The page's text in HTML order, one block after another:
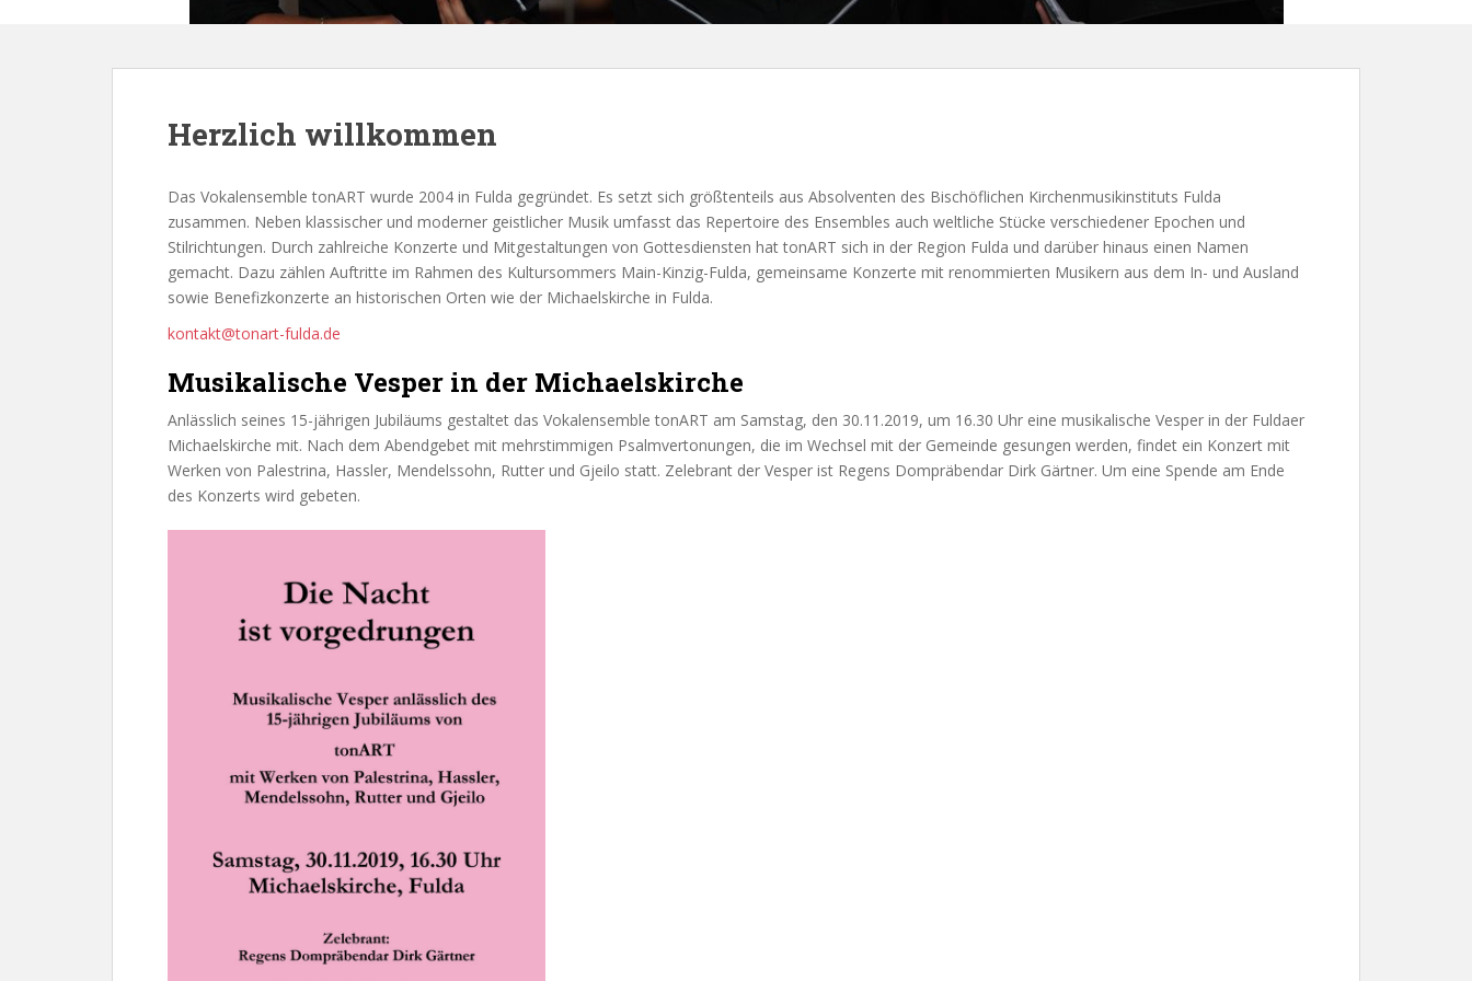
Herzlich willkommen
Das Vokalensemble tonART wurde 2004 in Fulda gegründet. Es setzt sich größtenteils aus Absolventen des Bischöflichen Kirchenmusikinstituts Fulda
zusammen. Neben klassischer und moderner geistlicher Musik umfasst das Repertoire des Ensembles auch weltliche Stücke verschiedener Epochen und
Stilrichtungen. Durch zahlreiche Konzerte und Mitgestaltungen von Gottesdiensten hat tonART sich in der Region Fulda und darüber hinaus einen Namen
gemacht. Dazu zählen Auftritte im Rahmen des Kultursommers Main-Kinzig-Fulda, gemeinsame Konzerte mit renommierten Musikern aus dem In- und Ausland
sowie Benefizkonzerte an historischen Orten wie der Michaelskirche in Fulda.
kontakt@tonart-fulda.de
Musikalische Vesper in der Michaelskirche
Anlässlich seines 15-jährigen Jubiläums gestaltet das Vokalensemble tonART am Samstag, den 30.11.2019, um 16.30 Uhr eine musikalische Vesper in der Fuldaer
Michaelskirche mit. Nach dem Abendgebet mit mehrstimmigen Psalmvertonungen, die im Wechsel mit der Gemeinde gesungen werden, findet ein Konzert mit
Werken von Palestrina, Hassler, Mendelssohn, Rutter und Gjeilo statt. Zelebrant der Vesper ist Regens Dompräbendar Dirk Gärtner. Um eine Spende am Ende
des Konzerts wird gebeten.